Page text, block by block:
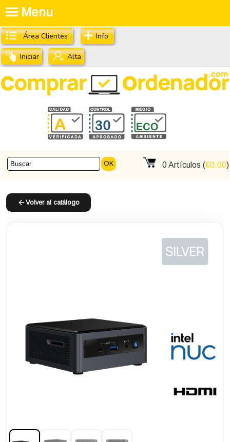
Área Clientes Info
Iniciar Alta
OK 0Artículos (€0.00)
Menu
Volver al catálogo